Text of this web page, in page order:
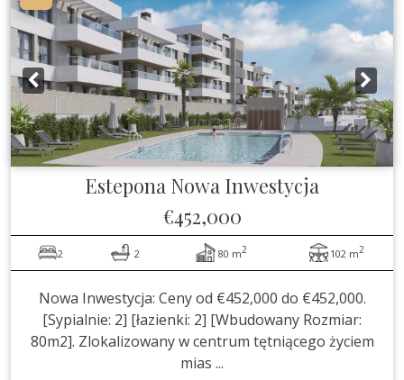
Estepona Nowa Inwestycja
€452,000
2 2 80 m2 102 m2
Nowa Inwestycja: Ceny od €452,000 do €452,000.
[Sypialnie: 2] [łazienki: 2] [Wbudowany Rozmiar:
80m2]. Zlokalizowany w centrum tętniącego życiem
mias ...